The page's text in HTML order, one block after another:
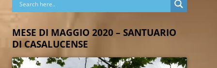
MESE DI MAGGIO 2020 – SANTUARIO
DI CASALUCENSE